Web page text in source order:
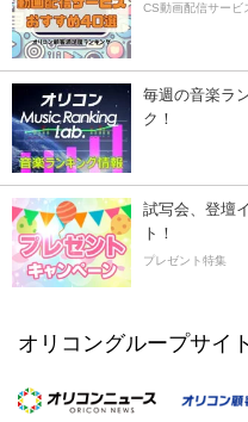
CS動画配信サービ
毎週の音楽ラ
ク！
試写会、登壇
ト！
プレゼント特集
オリコングループサイト